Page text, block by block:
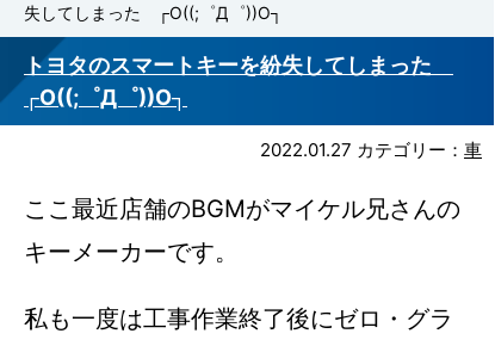
失してしまった ┌O((;゜Д゜))O┐
トヨタのスマートキーを紛失してしまった
┌O((;゜Д゜))O┐
2022.01.27 カテゴリー： 車
ここ最近店舗のBGMがマイケル兄さんの
キーメーカーです。
私も一度は工事作業終了後にゼロ・グラ